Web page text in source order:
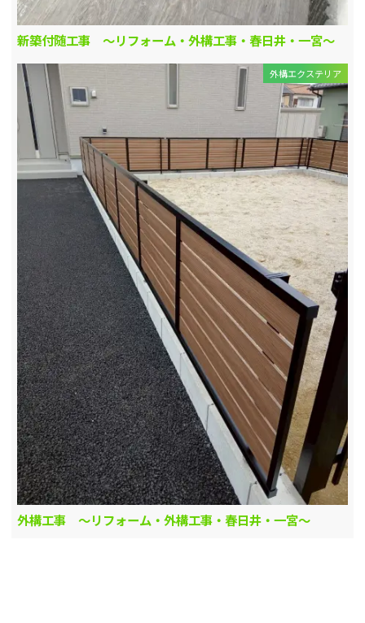
新築付随工事 ～リフォーム・外構工事・春日井・一宮～
外構エクステリア
外構工事 ～リフォーム・外構工事・春日井・一宮～